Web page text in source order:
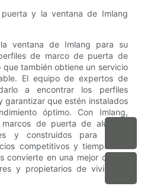
y la ventana de Imlang
ventana de Imlang para su
de marco de puerta de
también obtiene un servicio
El equipo de expertos de
a encontrar los perfiles
que estén instalados
óptimo. Con Imlang,
de puerta de aluminio
y construidos para durar.
competitivos y tiempos de
convierte en una mejor opción
y propietarios de viviendas